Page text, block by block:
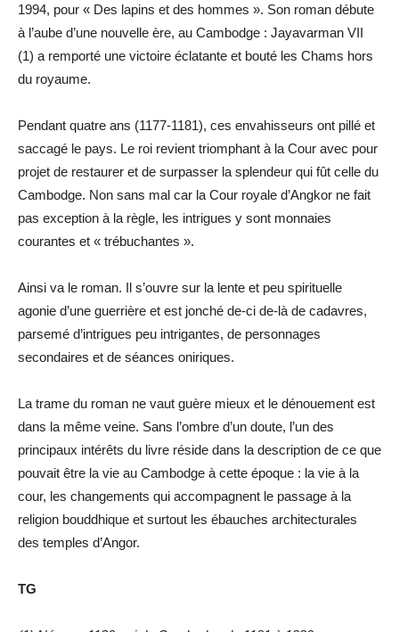
1994, pour « Des lapins et des hommes ». Son roman débute
à l’aube d’une nouvelle ère, au Cambodge : Jayavarman VII
(1) a remporté une victoire éclatante et bouté les Chams hors
du royaume.
Pendant quatre ans (1177-1181), ces envahisseurs ont pillé et
saccagé le pays. Le roi revient triomphant à la Cour avec pour
projet de restaurer et de surpasser la splendeur qui fût celle du
Cambodge. Non sans mal car la Cour royale d’Angkor ne fait
pas exception à la règle, les intrigues y sont monnaies
courantes et « trébuchantes ».
Ainsi va le roman. Il s’ouvre sur la lente et peu spirituelle
agonie d’une guerrière et est jonché de-ci de-là de cadavres,
parsemé d’intrigues peu intrigantes, de personnages
secondaires et de séances oniriques.
La trame du roman ne vaut guère mieux et le dénouement est
dans la même veine. Sans l’ombre d’un doute, l’un des
principaux intérêts du livre réside dans la description de ce que
pouvait être la vie au Cambodge à cette époque : la vie à la
cour, les changements qui accompagnent le passage à la
religion bouddhique et surtout les ébauches architecturales
des temples d’Angor.
TG